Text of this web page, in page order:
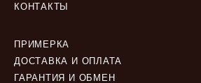
КОНТАКТЫ
ПРИМЕРКА
ДОСТАВКА И ОПЛАТА
ГАРАНТИЯ И ОБМЕН